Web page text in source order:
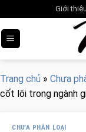
to
content
Giới thiệu
Trang chủ » Chưa
cốt lõi trong ngành
CHƯA PHÂN LOẠI